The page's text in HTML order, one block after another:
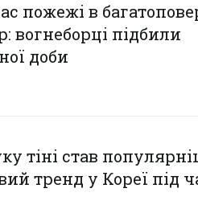
пожежі в
вогнеборці підбили
доби
тіні став
тренд у Кореї під